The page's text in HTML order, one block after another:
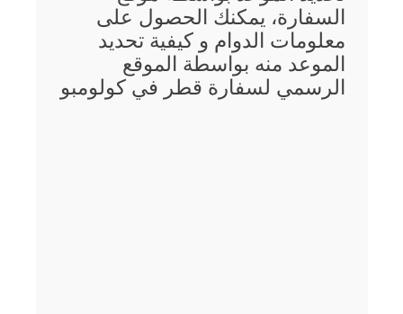
السفارة، يمكنك الحصول على
معلومات الدوام و كيفية تحديد
الموعد منه بواسطة الموقع
الرسمي لسفارة قطر في كولومبو